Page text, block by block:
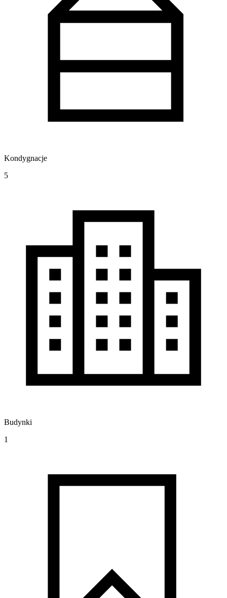
Kondygnacje
5
Budynki
1